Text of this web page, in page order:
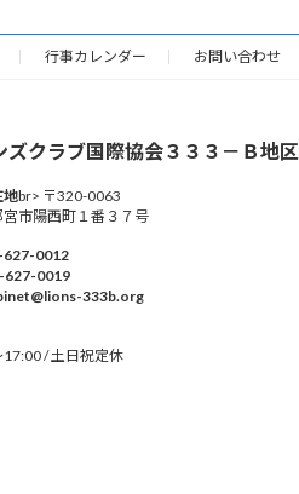
行事カレンダー お問い合わせ
ズクラブ国際協会３３３－Ｂ地区
地br> 〒320-0063
市陽西町１番３７号
627-0012
627-0019
333b.org
/ 土日祝定休